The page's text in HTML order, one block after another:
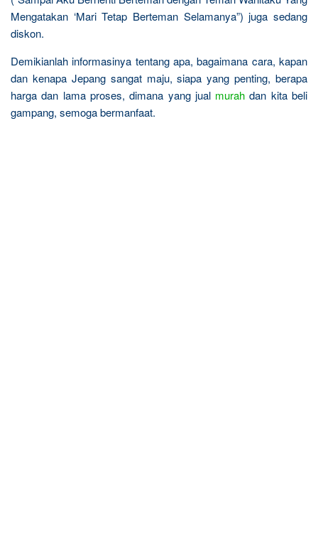
Mengatakan ‘Mari Tetap Berteman Selamanya”) juga sedang
diskon.
Demikianlah informasinya tentang apa, bagaimana cara, kapan
dan kenapa Jepang sangat maju, siapa yang penting, berapa
harga dan lama proses, dimana yang jual murah dan kita beli
gampang, semoga bermanfaat.